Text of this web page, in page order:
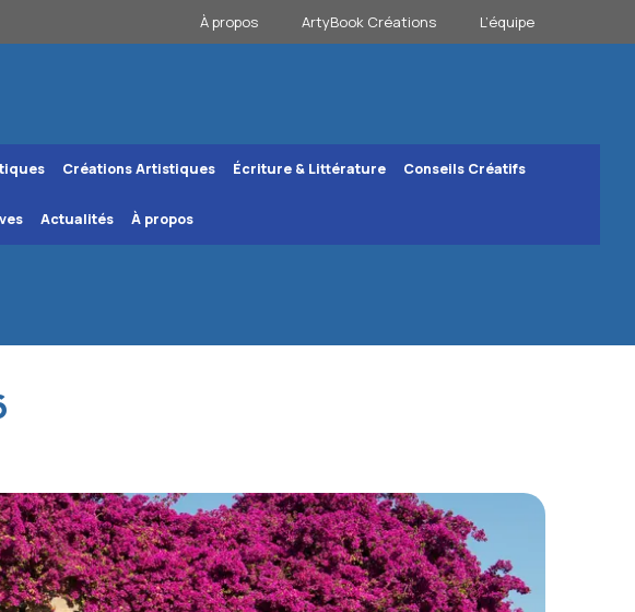
À propos ArtyBook Créations L’équipe
Créations Artistiques Écriture & Littérature Conseils Créatifs
Actualités À propos